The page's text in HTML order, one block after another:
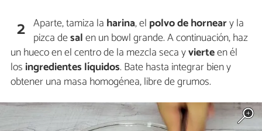
2 Aparte, tamiza la harina, el polvo de horneary la
pizca desalen un bowl grande. A continuación, haz
un hueco en el centro de la mezcla seca yvierteen él
los ingredientes líquidos. Bate hasta integrar bien y
obtener una masa homogénea, libre de grumos.